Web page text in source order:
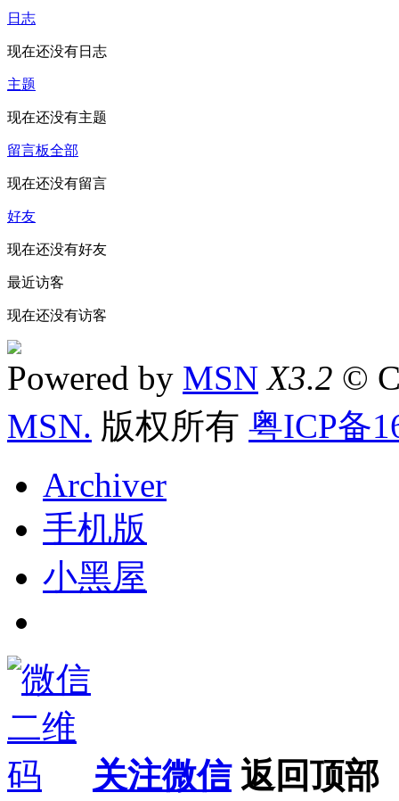
日志
现在还没有日志
主题
现在还没有主题
留言板全部
现在还没有留言
好友
现在还没有好友
最近访客
现在还没有访客
Powered by MSN X3.2 ©
MSN. 版权所有 粤ICP备
Archiver
手机版
小黑屋
关注微信 返回顶部